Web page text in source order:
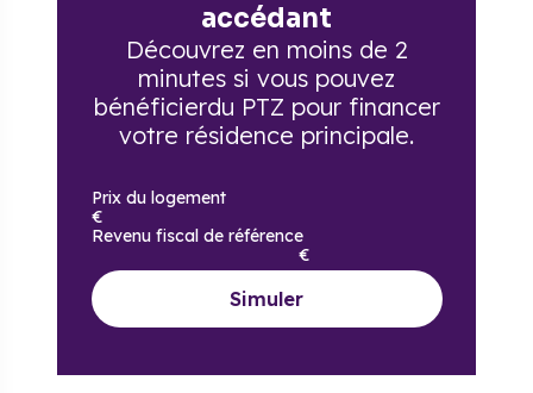
accédant
Découvrez en moins de 2
minutes si vous pouvez
bénéficierdu PTZ pour financer
votre résidence principale.
Prix du logement
€
Revenu fiscal de référence
€
Simuler